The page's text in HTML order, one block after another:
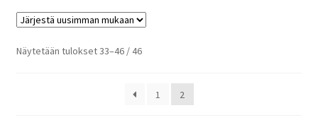
Näytetään tulokset 33–46 / 46Sorted
1
2